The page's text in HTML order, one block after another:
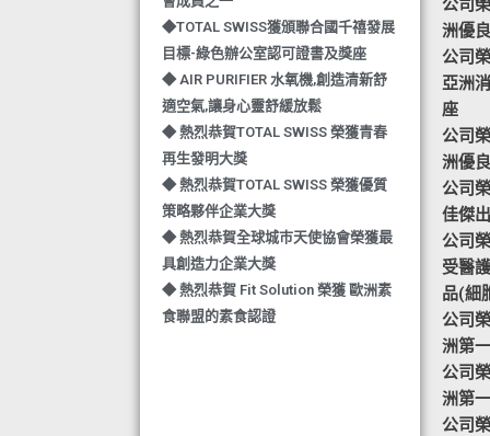
◆TOTAL SWISS獲頒聯合國千禧發展
目標-綠色辦公室認可證書及獎座
◆ AIR PURIFIER 水氧機,創造清新舒
適空氣,讓身心靈舒緩放鬆
◆ 熱烈恭賀TOTAL SWISS 榮獲青春
再生發明大獎
◆ 熱烈恭賀TOTAL SWISS 榮獲優質
策略夥伴企業大獎
◆ 熱烈恭賀全球城巿天使協會榮獲最
具創造力企業大獎
◆ 熱烈恭賀 Fit Solution 榮獲 歐洲素
食聯盟的素食認證
公司
洲優
公司
亞洲
座
公司
洲優
公司
佳傑
公司
受醫
品(細
公司
洲第
公司
洲第
公司